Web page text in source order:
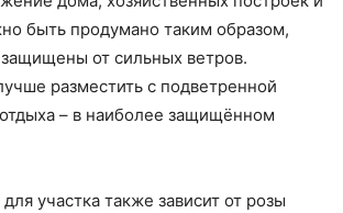
быть продумано таким образом,
от сильных ветров.
разместить с подветренной
– в наиболее защищённом
участка также зависит от розы